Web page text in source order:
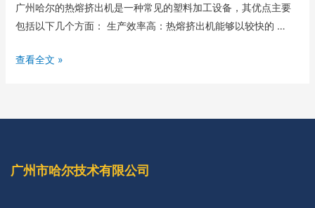
广州哈尔的热熔挤出机是一种常见的塑料加工设备，其优点主要
包括以下几个方面： 生产效率高：热熔挤出机能够以较快的 …
查看全文 »
广州市哈尔技术有限公司